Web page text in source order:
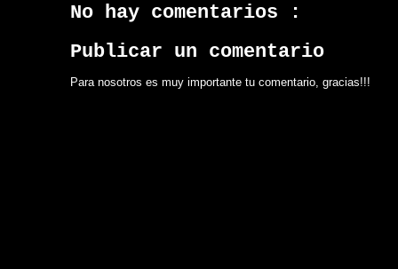
No hay comentarios :
Publicar un comentario
Para nosotros es muy importante tu comentario, gracias!!!